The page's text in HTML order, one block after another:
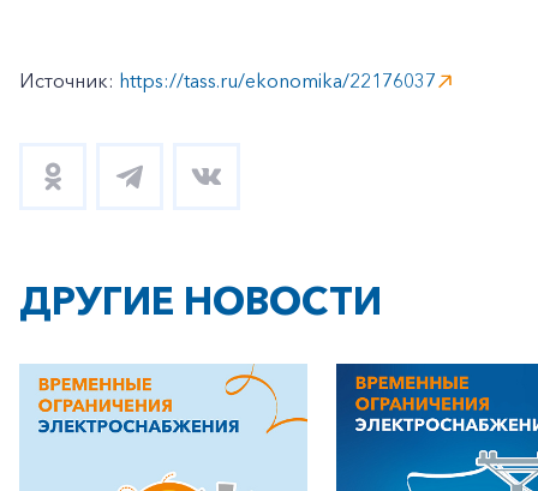
+7-800-700-24-57
Заказать обратный звонок
Корпоративным клиентам
Источник: https://tass.ru/ekonomika/22176037
ДРУГИЕ НОВОСТИ